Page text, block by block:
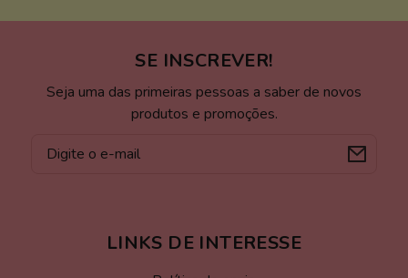
SE INSCREVER!
Seja uma das primeiras pessoas a saber de novos
produtos e promoções.
mail
LINKS DE INTERESSE